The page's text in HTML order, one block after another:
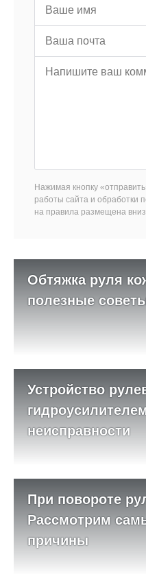
Нажимая кнопку
работы сайта и обработки
на правила размещена
Обтяжка руля
полезные
Устройство
неисправности
При повороте
Рассмотрим
причины